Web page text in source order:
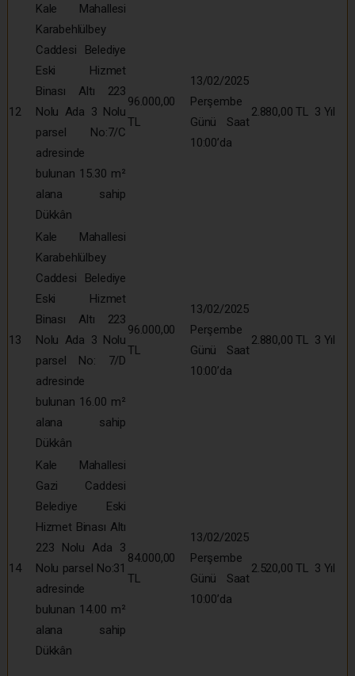
12
Kale Mahallesi
Karabehlülbey
Caddesi Belediye
Eski Hizmet
Binası Altı 223
Nolu Ada 3 Nolu
parsel No:7/C
adresinde
bulunan 15.30 m²
alana sahip
Dükkân
96.000,00
TL
13/02/2025
Perşembe
Günü Saat
10:00’da
2.880,00 TL 3 Yıl
13
Kale Mahallesi
Karabehlülbey
Caddesi Belediye
Eski Hizmet
Binası Altı 223
Nolu Ada 3 Nolu
parsel No: 7/D
adresinde
bulunan 16.00 m²
alana sahip
Dükkân
96.000,00
TL
13/02/2025
Perşembe
Günü Saat
10:00’da
2.880,00 TL 3 Yıl
14
Kale Mahallesi
Gazi Caddesi
Belediye Eski
Hizmet Binası Altı
223 Nolu Ada 3
Nolu parsel No:31
adresinde
bulunan 14.00 m²
alana sahip
Dükkân
84.000,00
TL
13/02/2025
Perşembe
Günü Saat
10:00’da
2.520,00 TL 3 Yıl